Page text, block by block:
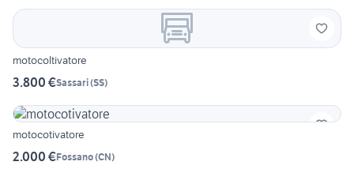
motocoltivatore
3.800 €Sassari(SS)
motocotivatore
2.000 €Fossano(CN)